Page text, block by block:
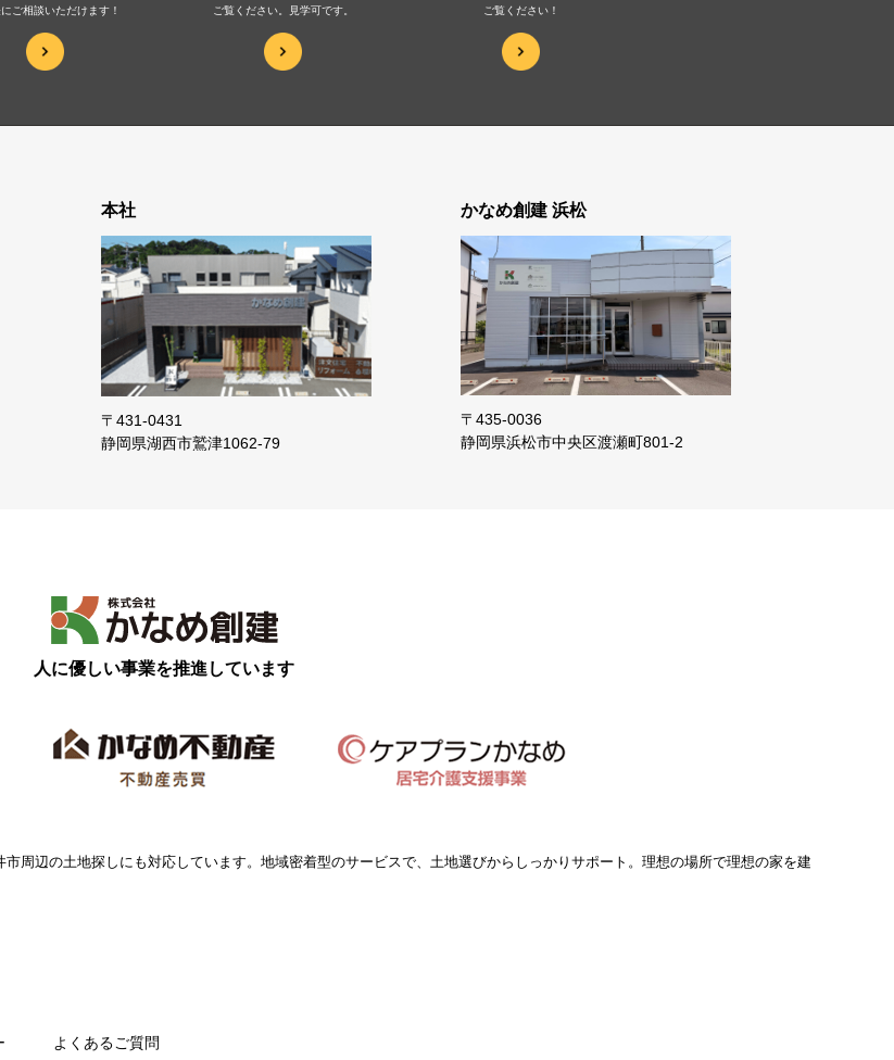
ご相談いただけます！
ご覧ください。見学可です。
ご覧ください！
本社
〒431-0431
静岡県湖西市鷲津1062-79
かなめ創建 浜松
〒435-0036
静岡県浜松市中央区渡瀬町801-2
人に優しい事業を推進しています
周辺の土地探しにも対応しています。地域密着型のサービスで、土地選びからしっかりサポート。理想の場所で理想の家を建
よくあるご質問